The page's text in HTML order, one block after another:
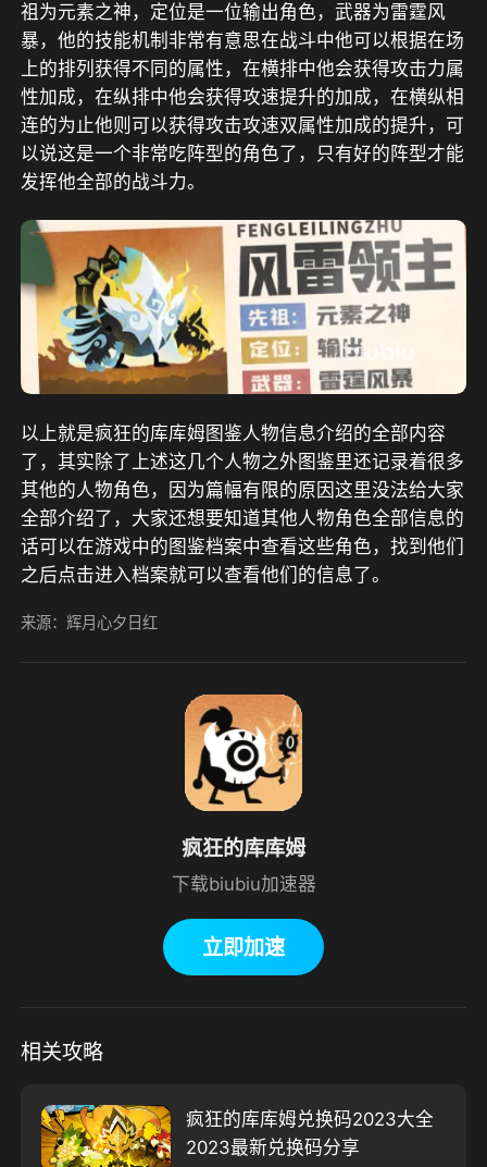
祖为元素之神，定位是一位输出角色，武器为雷霆风
暴，他的技能机制非常有意思在战斗中他可以根据在场
上的排列获得不同的属性，在横排中他会获得攻击力属
性加成，在纵排中他会获得攻速提升的加成，在横纵相
连的为止他则可以获得攻击攻速双属性加成的提升，可
以说这是一个非常吃阵型的角色了，只有好的阵型才能
发挥他全部的战斗力。
以上就是疯狂的库库姆图鉴人物信息介绍的全部内容
了，其实除了上述这几个人物之外图鉴里还记录着很多
其他的人物角色，因为篇幅有限的原因这里没法给大家
全部介绍了，大家还想要知道其他人物角色全部信息的
话可以在游戏中的图鉴档案中查看这些角色，找到他们
之后点击进入档案就可以查看他们的信息了。
来源：辉月心夕日红
疯狂的库库姆
下载biubiu加速器
立即加速
相关攻略
疯狂的库库姆兑换码2023大全
2023最新兑换码分享